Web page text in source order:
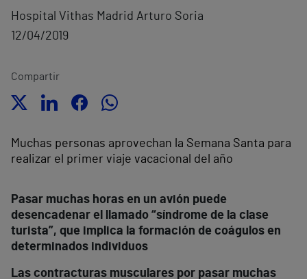
Hospital Vithas Madrid Arturo Soria
12/04/2019
Compartir
Muchas personas aprovechan la Semana Santa para
realizar el primer viaje vacacional del año
Pasar muchas horas en un avión puede
desencadenar el llamado “síndrome de la clase
turista”, que implica la formación de coágulos en
determinados individuos
Las contracturas musculares por pasar muchas